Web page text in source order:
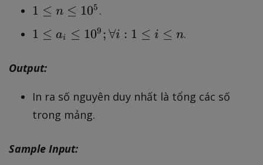
s
,
1
l
n
l
e
0
1 ≤ n ≤ 105 .
1
l
a
_
i
l
1 ≤ ai ≤ 109 ;∀i : 1 ≤ i ≤ n.
Output:
In ra số nguyên duy nhất là tổng các số
trong mảng.
Sample Input: